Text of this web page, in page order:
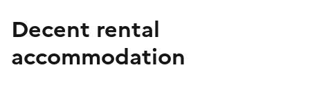
Decent rental
accommodation